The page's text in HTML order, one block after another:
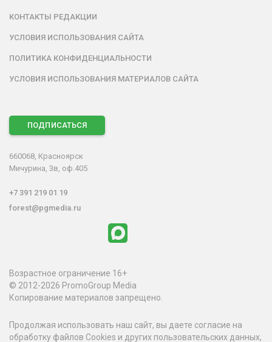
КОНТАКТЫ РЕДАКЦИИ
УСЛОВИЯ ИСПОЛЬЗОВАНИЯ САЙТА
ПОЛИТИКА КОНФИДЕНЦИАЛЬНОСТИ
УСЛОВИЯ ИСПОЛЬЗОВАНИЯ МАТЕРИАЛОВ САЙТА
ПОДПИСАТЬСЯ
660068, Красноярск
Мичурина, 3в, оф.405
+7 391 219 01 19
forest@pgmedia.ru
Возрастное ограничение 16+
© 2012-2026 PromoGroup Media
Копирование материалов запрещено.
Продолжая использовать наш сайт, вы даете согласие на
обработку файлов Cookies и других пользовательских данных,